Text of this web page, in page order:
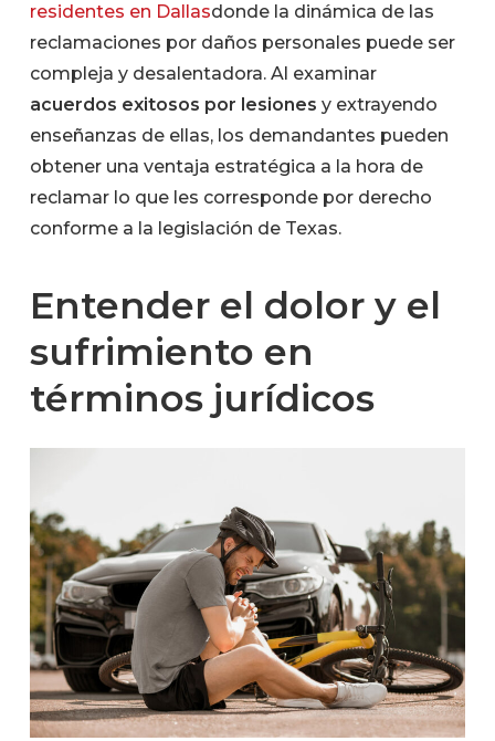
residentes en Dallasdonde la dinámica de las
reclamaciones por daños personales puede ser
compleja y desalentadora. Al examinar
acuerdos exitosos por lesiones y extrayendo
enseñanzas de ellas, los demandantes pueden
obtener una ventaja estratégica a la hora de
reclamar lo que les corresponde por derecho
conforme a la legislación de Texas.
Entender el dolor y el
sufrimiento en
términos jurídicos